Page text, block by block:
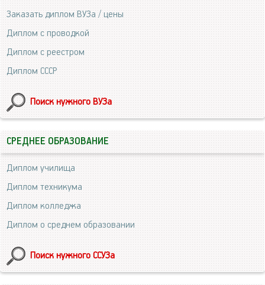
Заказать диплом ВУЗа / цены
Диплом с проводкой
Диплом с реестром
Диплом СССР
Поиск нужного ВУЗа
СРЕДНЕЕ ОБРАЗОВАНИЕ
Диплом училища
Диплом техникума
Диплом колледжа
Диплом о среднем образовании
Поиск нужного ССУЗа